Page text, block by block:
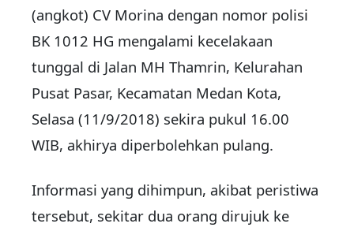
(angkot) CV Morina dengan nomor polisi
BK 1012 HG mengalami kecelakaan
tunggal di Jalan MH Thamrin, Kelurahan
Pusat Pasar, Kecamatan Medan Kota,
Selasa (11/9/2018) sekira pukul 16.00
WIB, akhirya diperbolehkan pulang.
Informasi yang dihimpun, akibat peristiwa
tersebut, sekitar dua orang dirujuk ke